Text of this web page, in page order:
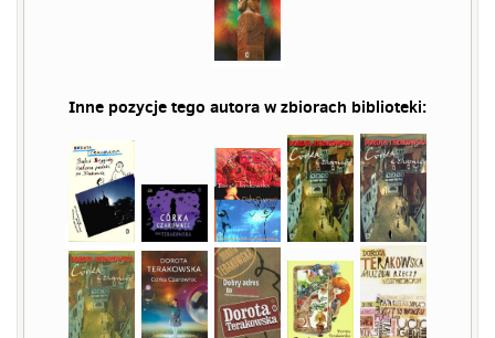
Inne pozycje tego autora w zbiorach biblioteki: